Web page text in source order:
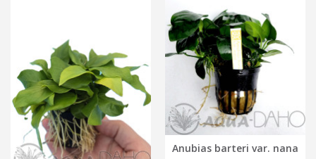
Anubias barteri var. nana